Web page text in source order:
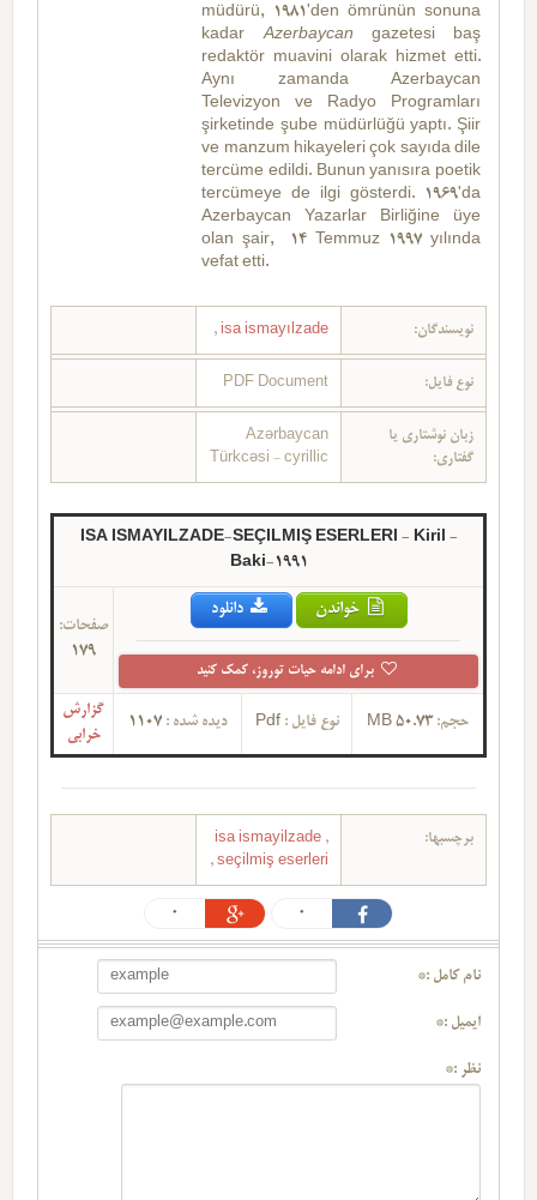
müdürü, 1981'den ömrünün sonuna
kadarAzerbaycan gazetesi baş
redaktör muavini olarak hizmet etti.
Aynı zamanda Azerbaycan
Televizyon ve Radyo Programları
şirketinde şube müdürlüğü yaptı. Şiir
ve manzum hikayeleri çok sayıda dile
tercüme edildi. Bunun yanısıra poetik
tercümeye de ilgi gösterdi. 1969'da
Azerbaycan Yazarlar Birliğine üye
olan şair, 14 Temmuz 1997 yılında
vefat etti.
نویسندگان: isa ismayılzade
,
نوع فایل: PDF Document
زبان نوشتاری یا
گفتاری:
Azərbaycan
Türkcəsi - cyrillic
ISA ISMAYILZADE-SEÇILMIŞ ESERLERI - Kiril -
Baki-1991
خواندن دانلود
برای ادامه حیات توروز، کمک کنید
صفحات:
179
حجم: 50.73 MB نوع فایل :Pdf دیده شده : 1107
گزارش
خرابی
برچسبها: isa ismayilzade ,
seçilmiş eserleri
,
0
0
نام کامل :*
ایمیل :*
نظر :*